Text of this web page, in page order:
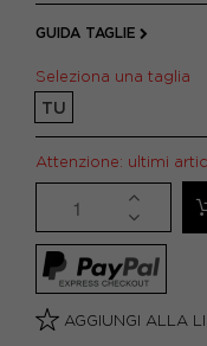
GUIDA TAGLIE
Seleziona una taglia
TU
Attenzione: ultimi
AGGIUNGI ALLA